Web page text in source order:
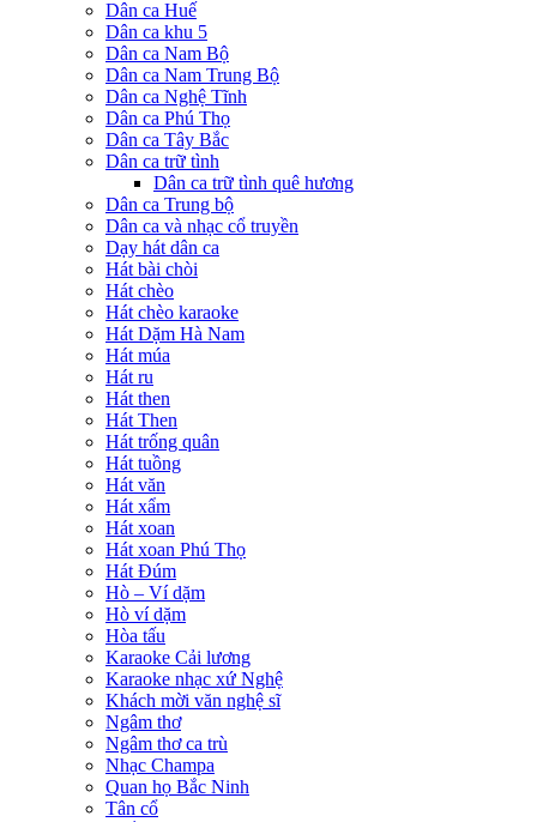
Dân ca Huế
Dân ca khu 5
Dân ca Nam Bộ
Dân ca Nam Trung Bộ
Dân ca Nghệ Tĩnh
Dân ca Phú Thọ
Dân ca Tây Bắc
Dân ca trữ tình
Dân ca trữ tình quê hương
Dân ca Trung bộ
Dân ca và nhạc cổ truyền
Dạy hát dân ca
Hát bài chòi
Hát chèo
Hát chèo karaoke
Hát Dặm Hà Nam
Hát múa
Hát ru
Hát then
Hát Then
Hát trống quân
Hát tuồng
Hát văn
Hát xẩm
Hát xoan
Hát xoan Phú Thọ
Hát Đúm
Hò – Ví dặm
Hò ví dặm
Hòa tấu
Karaoke Cải lương
Karaoke nhạc xứ Nghệ
Khách mời văn nghệ sĩ
Ngâm thơ
Ngâm thơ ca trù
Nhạc Champa
Quan họ Bắc Ninh
Tân cổ